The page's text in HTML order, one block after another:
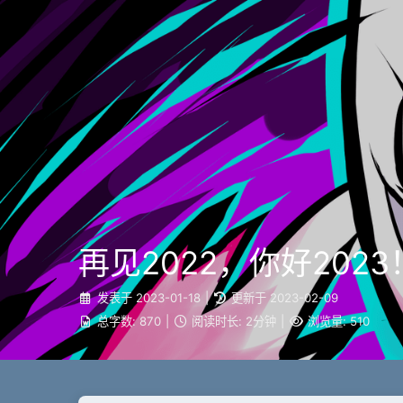
再见2022，你好2023
发表于 2023-01-18 | 更新于 2023-02-09
总字数: 870 阅读时长: 2分钟 浏览量: 510